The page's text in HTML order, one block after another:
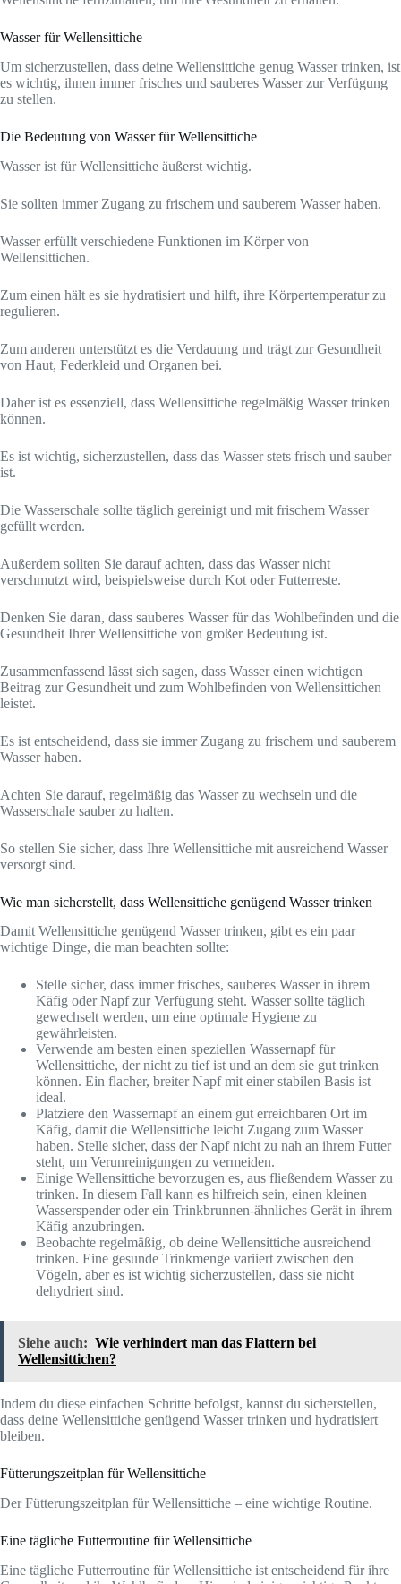
Wasser für Wellensittiche
Um sicherzustellen, dass deine Wellensittiche genug Wasser trinken, ist
es wichtig, ihnen immer frisches und sauberes Wasser zur Verfügung
zu stellen.
Die Bedeutung von Wasser für Wellensittiche
Wasser ist für Wellensittiche äußerst wichtig.
Sie sollten immer Zugang zu frischem und sauberem Wasser haben.
Wasser erfüllt verschiedene Funktionen im Körper von
Wellensittichen.
Zum einen hält es sie hydratisiert und hilft, ihre Körpertemperatur zu
regulieren.
Zum anderen unterstützt es die Verdauung und trägt zur Gesundheit
von Haut, Federkleid und Organen bei.
Daher ist es essenziell, dass Wellensittiche regelmäßig Wasser trinken
können.
Es ist wichtig, sicherzustellen, dass das Wasser stets frisch und sauber
ist.
Die Wasserschale sollte täglich gereinigt und mit frischem Wasser
gefüllt werden.
Außerdem sollten Sie darauf achten, dass das Wasser nicht
verschmutzt wird, beispielsweise durch Kot oder Futterreste.
Denken Sie daran, dass sauberes Wasser für das Wohlbefinden und die
Gesundheit Ihrer Wellensittiche von großer Bedeutung ist.
Zusammenfassend lässt sich sagen, dass Wasser einen wichtigen
Beitrag zur Gesundheit und zum Wohlbefinden von Wellensittichen
leistet.
Es ist entscheidend, dass sie immer Zugang zu frischem und sauberem
Wasser haben.
Achten Sie darauf, regelmäßig das Wasser zu wechseln und die
Wasserschale sauber zu halten.
So stellen Sie sicher, dass Ihre Wellensittiche mit ausreichend Wasser
versorgt sind.
Wie man sicherstellt, dass Wellensittiche genügend Wasser trinken
Damit Wellensittiche genügend Wasser trinken, gibt es ein paar
wichtige Dinge, die man beachten sollte:
Stelle sicher, dass immer frisches, sauberes Wasser in ihrem
Käfig oder Napf zur Verfügung steht. Wasser sollte täglich
gewechselt werden, um eine optimale Hygiene zu
gewährleisten.
Verwende am besten einen speziellen Wassernapf für
Wellensittiche, der nicht zu tief ist und an dem sie gut trinken
können. Ein flacher, breiter Napf mit einer stabilen Basis ist
ideal.
Platziere den Wassernapf an einem gut erreichbaren Ort im
Käfig, damit die Wellensittiche leicht Zugang zum Wasser
haben. Stelle sicher, dass der Napf nicht zu nah an ihrem Futter
steht, um Verunreinigungen zu vermeiden.
Einige Wellensittiche bevorzugen es, aus fließendem Wasser zu
trinken. In diesem Fall kann es hilfreich sein, einen kleinen
Wasserspender oder ein Trinkbrunnen-ähnliches Gerät in ihrem
Käfig anzubringen.
Beobachte regelmäßig, ob deine Wellensittiche ausreichend
trinken. Eine gesunde Trinkmenge variiert zwischen den
Vögeln, aber es ist wichtig sicherzustellen, dass sie nicht
dehydriert sind.
Siehe auch: Wie verhindert man das Flattern bei
Wellensittichen?
Indem du diese einfachen Schritte befolgst, kannst du sicherstellen,
dass deine Wellensittiche genügend Wasser trinken und hydratisiert
bleiben.
Fütterungszeitplan für Wellensittiche
Der Fütterungszeitplan für Wellensittiche – eine wichtige Routine.
Eine tägliche Futterroutine für Wellensittiche
Eine tägliche Futterroutine für Wellensittiche ist entscheidend für ihre